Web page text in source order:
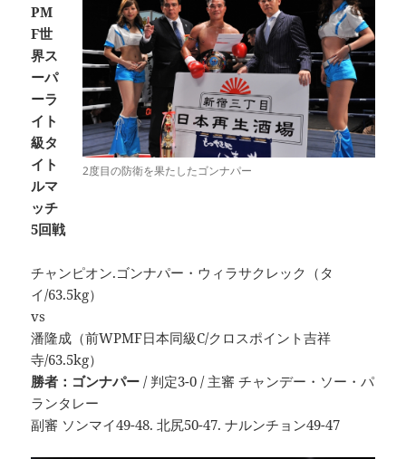
2度目の防衛を果たしたゴンナパー
PM
F世
界ス
ーパ
ーラ
イト
級タ
イト
ルマ
ッチ
5回戦
チャンピオン.ゴンナパー・ウィラサクレック（タ
イ/63.5kg）
vs
潘隆成（前WPMF日本同級C/クロスポイント吉祥
寺/63.5kg）
勝者：ゴンナパー / 判定3-0 / 主審 チャンデー・ソー・パ
ランタレー
副審 ソンマイ49-48. 北尻50-47. ナルンチョン49-47